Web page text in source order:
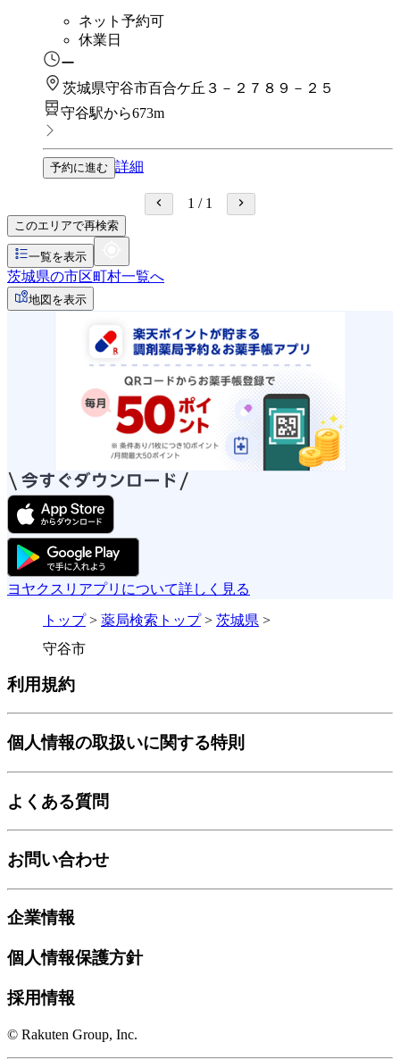
ネット予約可
休業日
ー
茨城県守谷市百合ケ丘３－２７８９－２５
守谷駅から673m
予約に進む 詳細
1 / 1
このエリアで再検索
一覧を表示
茨城県の市区町村一覧へ
地図を表示
ヨヤクスリアプリについて詳しく見る
トップ> 薬局検索トップ> 茨城県 >
守谷市
利用規約
個人情報の取扱いに関する特則
よくある質問
お問い合わせ
企業情報
個人情報保護方針
採用情報
© Rakuten Group, Inc.